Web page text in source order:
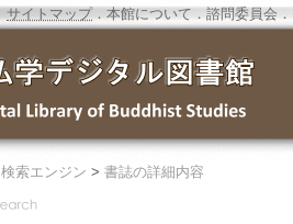
サイトマップ．本館について ． 諮問委員会 ．
検索エンジン > 書誌の詳細内容